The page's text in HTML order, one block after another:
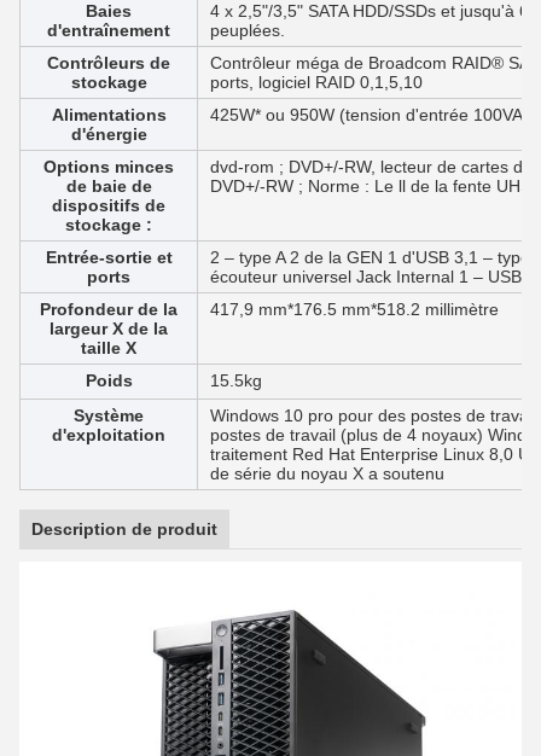
Baies
d'entraînement
4 x 2,5"/3,5" SATA HDD/SSDs et jusqu'à
peuplées.
Contrôleurs de
stockage
Contrôleur méga de Broadcom RAID®
ports, logiciel RAID 0,1,5,10
Alimentations
d'énergie
425W* ou 950W (tension d'entrée 100VAC
Options minces
de baie de
dispositifs de
stockage :
dvd-rom ; DVD+/-RW, lecteur de cartes
DVD+/-RW ; Norme : Le ll de la fente
Entrée-sortie et
ports
2 – type A 2 de la GEN 1 d'USB 3,1 –
écouteur universel Jack Internal 1 – USB
Profondeur de la
largeur X de la
taille X
417,9 mm*176.5 mm*518.2 millimètre
Poids
15.5kg
Système
d'exploitation
Windows 10 pro pour des postes de
postes de travail (plus de 4 noyaux)
traitement Red Hat Enterprise Linux 8,0
de série du noyau X a soutenu
Description de produit